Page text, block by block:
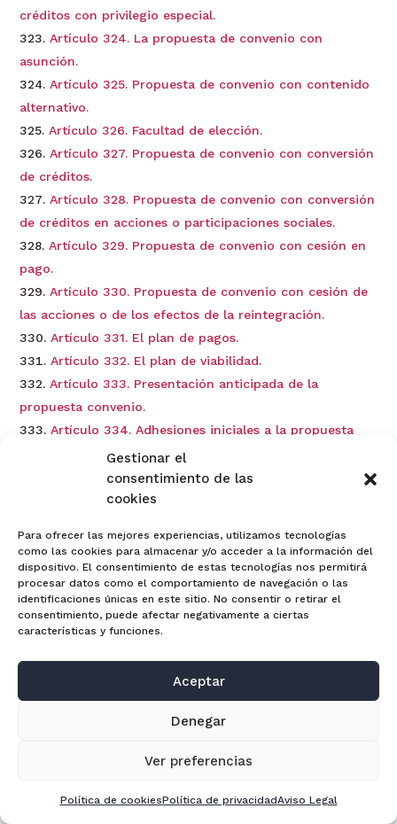
Gestionar el
consentimiento de las
cookies
Para ofrecer las mejores experiencias, utilizamos tecnologías
como las cookies para almacenar y/o acceder a la información del
dispositivo. El consentimiento de estas tecnologías nos permitirá
procesar datos como el comportamiento de navegación o las
identificaciones únicas en este sitio. No consentir o retirar el
consentimiento, puede afectar negativamente a ciertas
características y funciones.
Aceptar
Denegar
Ver preferencias
Política de cookiesPolítica de privacidadAviso Legal
créditos con privilegio especial.
Artículo 324. La propuesta de convenio con
asunción.
Artículo 325. Propuesta de convenio con contenido
alternativo.
Artículo 326. Facultad de elección.
Artículo 327. Propuesta de convenio con conversión
de créditos.
Artículo 328. Propuesta de convenio con conversión
de créditos en acciones o participaciones sociales.
Artículo 329. Propuesta de convenio con cesión en
pago.
Artículo 330. Propuesta de convenio con cesión de
las acciones o de los efectos de la reintegración.
Artículo 331. El plan de pagos.
Artículo 332. El plan de viabilidad.
Artículo 333. Presentación anticipada de la
propuesta convenio.
Artículo 334. Adhesiones iniciales a la propuesta
anticipada de convenio.
Artículo 335. Prohibiciones.
Artículo 336. Derecho a presentar nueva propuesta
Artículo 337. Presentación de la propuesta de
convenio por el concursado.
Artículo 338. Presentación de la propuesta de
convenio por los acreedores.
Artículo 339. Efectos de la no admisión a trámite
de las propuestas de convenio.
Artículo 340. Efectos de la falta de presentación de
Artículo 341. Traslado de la propuesta de convenio.
Artículo 343. Forma y momento de la admisión a